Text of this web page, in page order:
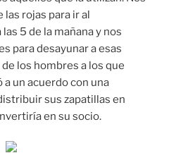
rojas para ir al
5 de la mañana y nos
para desayunar a esas
los hombres a los que
un acuerdo con una
sus zapatillas en
en su socio.